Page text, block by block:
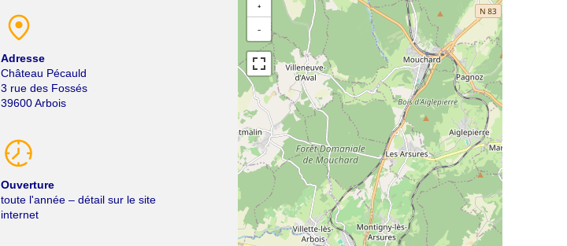
Adresse
Château Pécauld
3 rue des Fossés
39600 Arbois
Ouverture
toute l'année – détail sur le site
internet
+
−